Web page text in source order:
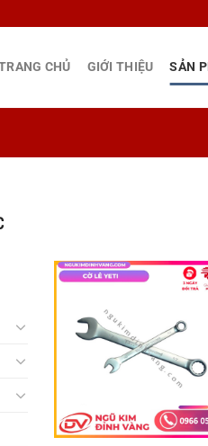
CHỦ GIỚI THIỆU SẢN